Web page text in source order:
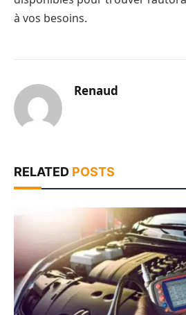
à vos besoins.
Renaud
RELATED POSTS